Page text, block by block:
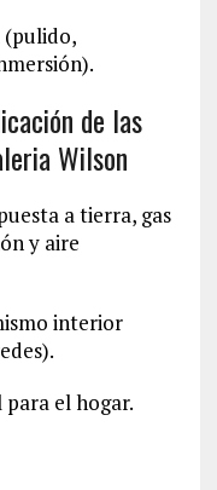
de las
Wilson
a tierra, gas
y aire
interior
el hogar.